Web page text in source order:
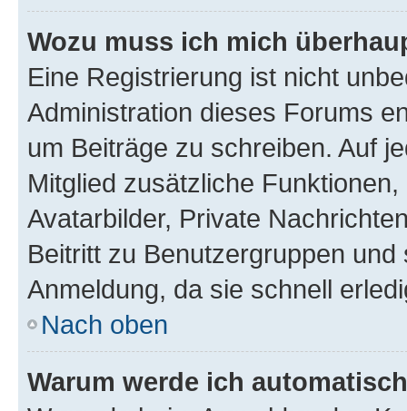
Wozu muss ich mich
Eine Registrierung ist nicht
Administration dieses Forums
um Beiträge zu schreiben. Auf
Mitglied zusätzliche
Avatarbilder, Private
Beitritt zu Benutzergruppen
Anmeldung, da sie schnell
Nach oben
Warum werde ich